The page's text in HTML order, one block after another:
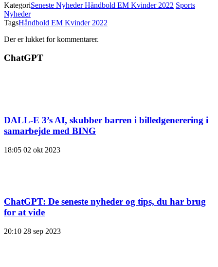
KategoriSeneste Nyheder Håndbold EM Kvinder 2022 Sports
Nyheder
TagsHåndbold EM Kvinder 2022
Der er lukket for kommentarer.
ChatGPT
DALL-E 3’s AI, skubber barren i billedgenerering i
samarbejde med BING
18:05 02 okt 2023
ChatGPT: De seneste nyheder og tips, du har brug
for at vide
20:10 28 sep 2023